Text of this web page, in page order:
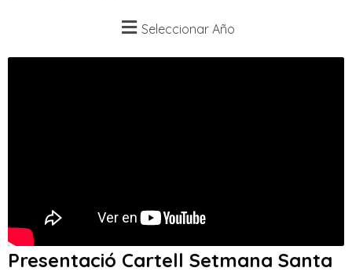
Seleccionar Año
Presentació Cartell Setmana Santa